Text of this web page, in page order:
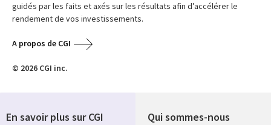
guidés par les faits et axés sur les résultats afin d’accélérer le
rendement de vos investissements.
A propos de CGI
© 2026 CGI inc.
Qui sommes-nous
En savoir plus sur CGI